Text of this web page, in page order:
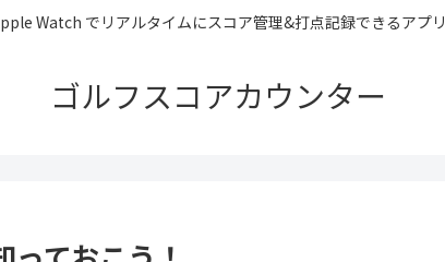
Watch でリアルタイムにスコア管理&打点記録できるアプリ
ゴルフスコアカウンター